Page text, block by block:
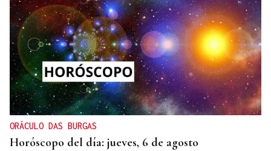
ORÁCULO DAS BURGAS
Horóscopo del día: jueves, 6 de agosto